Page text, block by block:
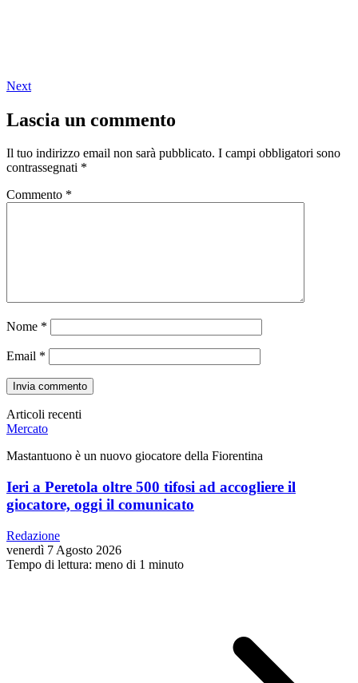
Next
Lascia un commento
Il tuo indirizzo email non sarà pubblicato. I campi obbligatori sono
contrassegnati *
Commento *
Nome *
Email *
Articoli recenti
Mercato
Mastantuono è un nuovo giocatore della Fiorentina
Ieri a Peretola oltre 500 tifosi ad accogliere il
giocatore, oggi il comunicato
Redazione
venerdì 7 Agosto 2026
Tempo di lettura: meno di 1 minuto